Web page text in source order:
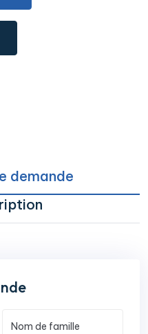
demande